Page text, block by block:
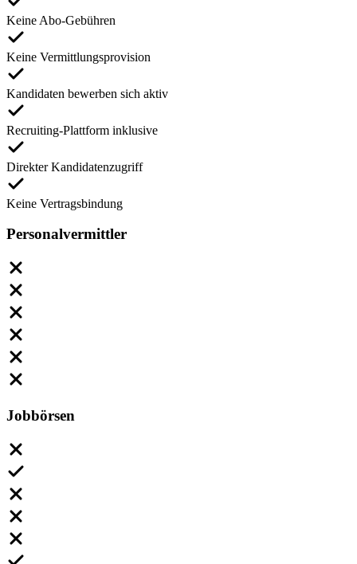
Keine Abo-Gebühren
Keine Vermittlungsprovision
Kandidaten bewerben sich aktiv
Recruiting-Plattform inklusive
Direkter Kandidatenzugriff
Keine Vertragsbindung
Personalvermittler
Jobbörsen